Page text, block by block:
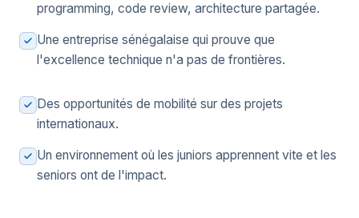
programming, code review, architecture partagée.
Une entreprise sénégalaise qui prouve que
l'excellence technique n'a pas de frontières.
Des opportunités de mobilité sur des projets
internationaux.
Un environnement où les juniors apprennent vite et les
seniors ont de l'impact.